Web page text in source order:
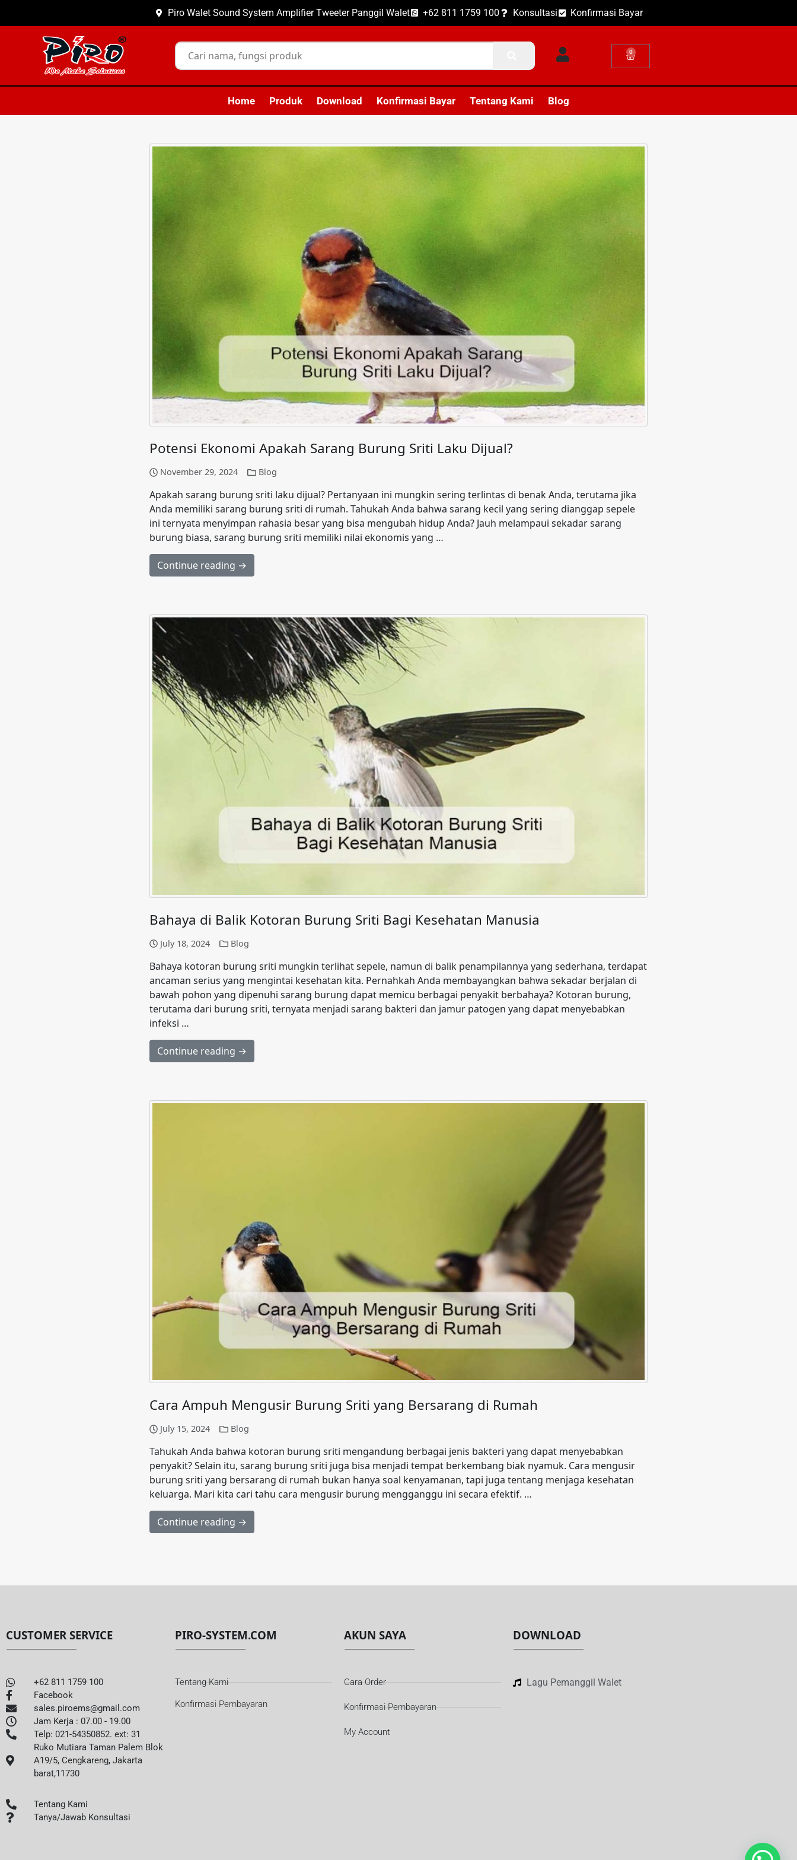
Piro Walet Sound System Amplifier Tweeter Panggil Walet +62 811 1759 100 Konsultasi Konfirmasi Bayar
0
Home Produk Download Konfirmasi Bayar Tentang Kami Blog
Potensi Ekonomi Apakah Sarang Burung Sriti Laku Dijual?
November 29, 2024 Blog
Apakah sarang burung sriti laku dijual? Pertanyaan ini mungkin sering terlintas di benak Anda, terutama jika
Anda memiliki sarang burung sriti di rumah. Tahukah Anda bahwa sarang kecil yang sering dianggap sepele
ini ternyata menyimpan rahasia besar yang bisa mengubah hidup Anda? Jauh melampaui sekadar sarang
burung biasa, sarang burung sriti memiliki nilai ekonomis yang …
Continue reading →
Bahaya di Balik Kotoran Burung Sriti Bagi Kesehatan Manusia
July 18, 2024 Blog
Bahaya kotoran burung sriti mungkin terlihat sepele, namun di balik penampilannya yang sederhana, terdapat
ancaman serius yang mengintai kesehatan kita. Pernahkah Anda membayangkan bahwa sekadar berjalan di
bawah pohon yang dipenuhi sarang burung dapat memicu berbagai penyakit berbahaya? Kotoran burung,
terutama dari burung sriti, ternyata menjadi sarang bakteri dan jamur patogen yang dapat menyebabkan
infeksi …
Continue reading →
Cara Ampuh Mengusir Burung Sriti yang Bersarang di Rumah
July 15, 2024 Blog
Tahukah Anda bahwa kotoran burung sriti mengandung berbagai jenis bakteri yang dapat menyebabkan
penyakit? Selain itu, sarang burung sriti juga bisa menjadi tempat berkembang biak nyamuk. Cara mengusir
burung sriti yang bersarang di rumah bukan hanya soal kenyamanan, tapi juga tentang menjaga kesehatan
keluarga. Mari kita cari tahu cara mengusir burung mengganggu ini secara efektif. …
Continue reading →
CUSTOMER SERVICE
+62 811 1759 100
Facebook
sales.piroems@gmail.com
Jam Kerja : 07.00 - 19.00
Telp: 021-54350852. ext: 31
Ruko Mutiara Taman Palem Blok
A19/5, Cengkareng, Jakarta
barat,11730
Tentang Kami
Tanya/Jawab Konsultasi
PIRO-SYSTEM.COM
Tentang Kami
Konfirmasi Pembayaran
AKUN SAYA
Cara Order
Konfirmasi Pembayaran
My Account
DOWNLOAD
Lagu Pemanggil Walet